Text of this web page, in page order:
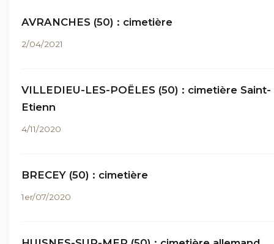
AVRANCHES (50) : cimetière
2/04/2021
VILLEDIEU-LES-POËLES (50) : cimetière Saint-
Etienn
4/11/2020
BRECEY (50) : cimetière
1er/07/2020